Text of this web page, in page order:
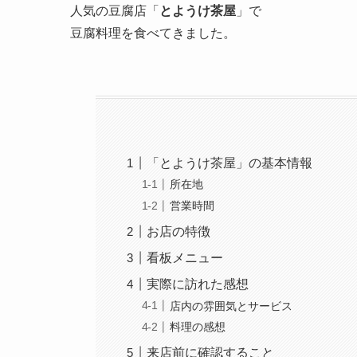
人気の豆腐店「 とようけ茶屋 」で
豆腐料理を食べてきました。
「とようけ茶屋」の基本情報
所在地
営業時間
お店の特徴
看板メニュー
実際に訪れた感想
店内の雰囲気とサービス
料理の感想
来店前に確認すること